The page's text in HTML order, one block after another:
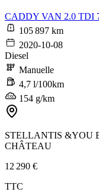
CADDY VAN 2.0 TDI
105 897 km
2020-10-08
Diesel
Manuelle
4,7 l/100km
154 g/km
STELLANTIS &YOU
CHÂTEAU
12 290 €
TTC